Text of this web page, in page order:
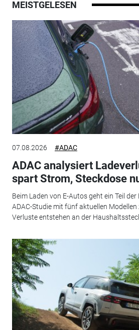
MEISTGELESEN
07.08.2026 #ADAC
ADAC analysiert
spart Strom, Steckdose
Beim Laden von E-Autos geht ein Teil der
ADAC-Studie mit fünf aktuellen Modellen
Verluste entstehen an der